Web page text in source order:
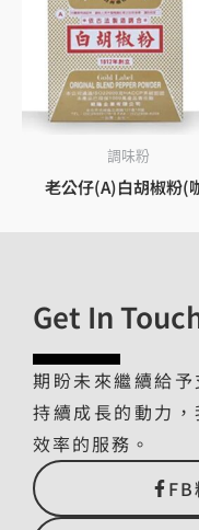
調味粉
老公仔(A)白胡椒粉(
Get In
期盼未來繼續給
持續成長的動力
效率的服務。